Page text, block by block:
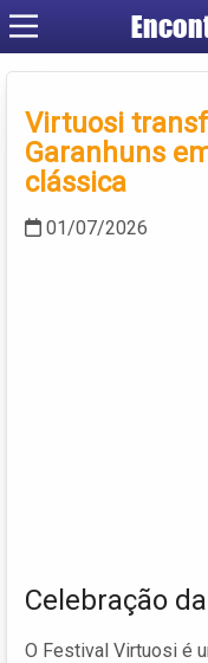
Virtuosi
Garanhuns
clássica
01/07/2026
Celebração
O Festival Virtuosi é